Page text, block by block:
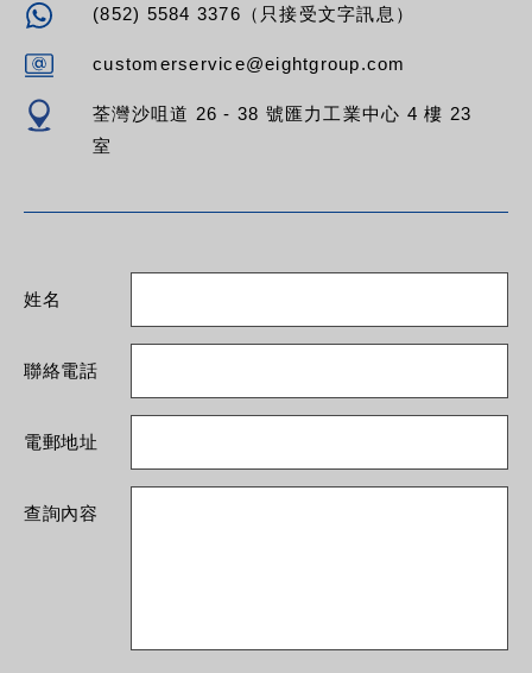
(852) 5584 3376（只接受文字訊息）
customerservice@eightgroup.com
荃灣沙咀道 26 - 38 號匯力工業中心 4 樓 23
室
姓名
聯絡電話
電郵地址
查詢內容